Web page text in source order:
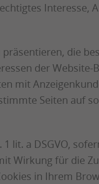
Interesse,
die
der Website-
mit
Seiten auf
lit. a DSGVO,
Wirkung für die
in Ihrem